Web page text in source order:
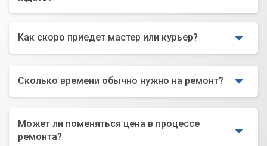
Как скоро приедет мастер или курьер?
Сколько времени обычно нужно на ремонт?
Может ли поменяться цена в процессе
ремонта?